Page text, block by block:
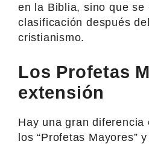
en la Biblia, sino que se
clasificación después
cristianismo.
Los Profetas
extensión
Hay una gran diferencia
los “Profetas Mayores”